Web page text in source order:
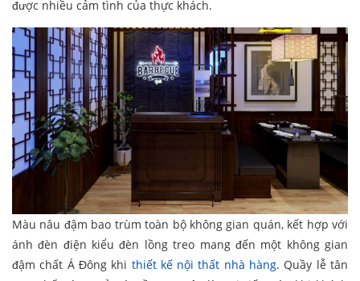
được nhiều cảm tình của thực khách.
Màu nâu đậm bao trùm toàn bộ không gian quán, kết hợp với
ánh đèn điện kiểu đèn lồng treo mang đến một không gian
đậm chất Á Đông khi thiết kế nội thất nhà hàng. Quầy lễ tân